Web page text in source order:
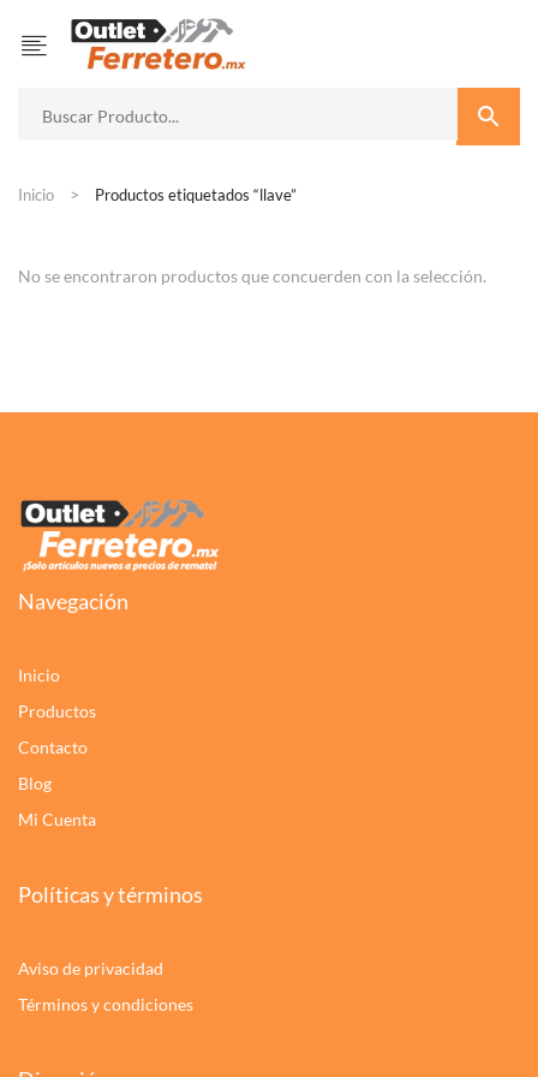
Inicio Productos etiquetados “llave”
No se encontraron productos que concuerden con la selección.
Navegación
Inicio
Productos
Contacto
Blog
Mi Cuenta
Políticas y términos
Aviso de privacidad
Términos y condiciones